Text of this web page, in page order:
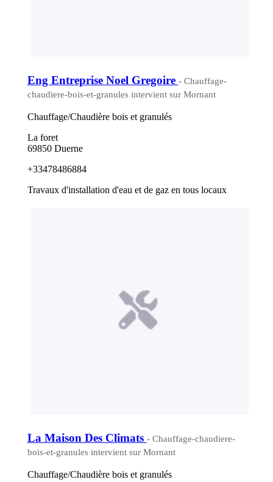
Eng Entreprise Noel Gregoire - Chauffage-
chaudiere-bois-et-granules intervient sur Mornant
Chauffage/Chaudière bois et granulés
La foret
69850 Duerne
+33478486884
Travaux d'installation d'eau et de gaz en tous locaux
La Maison Des Climats - Chauffage-chaudiere-
bois-et-granules intervient sur Mornant
Chauffage/Chaudière bois et granulés